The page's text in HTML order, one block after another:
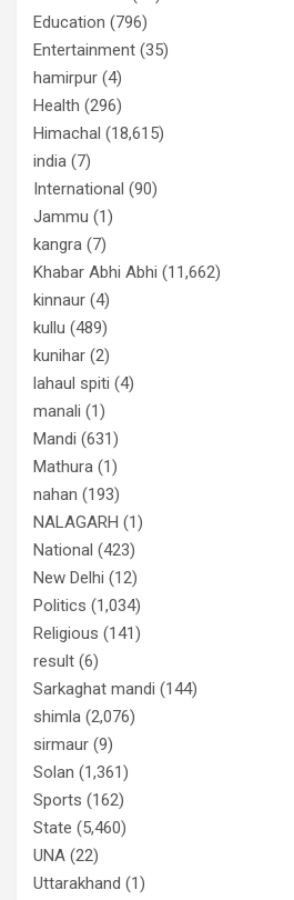
Education (796)
Entertainment (35)
hamirpur (4)
Health (296)
Himachal (18,615)
india (7)
International (90)
Jammu (1)
kangra (7)
Khabar Abhi Abhi (11,662)
kinnaur (4)
kullu (489)
kunihar (2)
lahaul spiti (4)
manali (1)
Mandi (631)
Mathura (1)
nahan (193)
NALAGARH (1)
National (423)
New Delhi (12)
Politics (1,034)
Religious (141)
result (6)
Sarkaghat mandi (144)
shimla (2,076)
sirmaur (9)
Solan (1,361)
Sports (162)
State (5,460)
UNA (22)
Uttarakhand (1)